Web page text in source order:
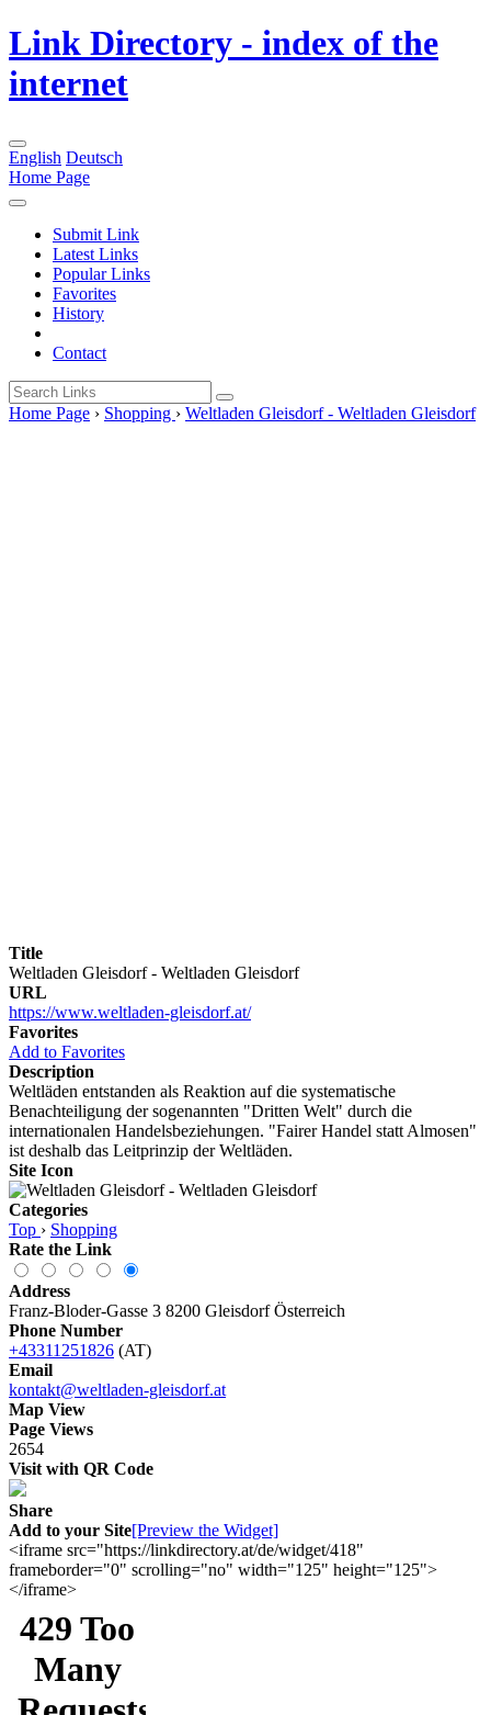
Link Directory - index of the
internet
English Deutsch
Home Page
Submit Link
Latest Links
Popular Links
Favorites
History
Contact
Home Page › Shopping › Weltladen Gleisdorf - Weltladen Gleisdorf
Title
Weltladen Gleisdorf - Weltladen Gleisdorf
URL
https://www.weltladen-gleisdorf.at/
Favorites
Add to Favorites
Description
Weltläden entstanden als Reaktion auf die systematische
Benachteiligung der sogenannten "Dritten Welt" durch die
internationalen Handelsbeziehungen. "Fairer Handel statt Almosen"
ist deshalb das Leitprinzip der Weltläden.
Site Icon
Categories
Top › Shopping
Rate the Link
Address
Franz-Bloder-Gasse 3 8200 Gleisdorf Österreich
Phone Number
+43311251826 (AT)
Email
kontakt@weltladen-gleisdorf.at
Map View
Page Views
2654
Visit with QR Code
Share
Add to your Site[Preview the Widget]
<iframe src="https://linkdirectory.at/de/widget/418"
frameborder="0" scrolling="no" width="125" height="125">
</iframe>